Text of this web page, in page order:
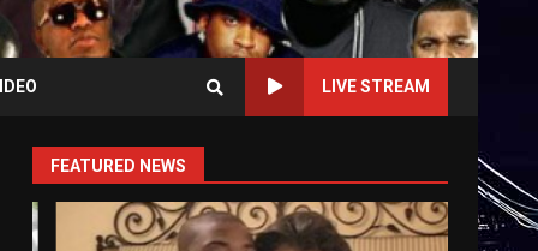
LIVE STREAM
FEATURED NEWS